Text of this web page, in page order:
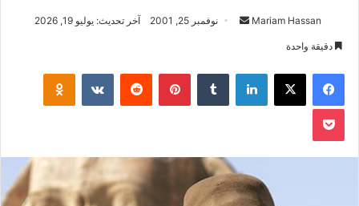
Mariam Hassan
أرسل نوفمبر 25, 2001 آخر تحديث: يوليو 19, 2026
دقيقة واحدة
فيسبوك ‫X لينكدإن بينتيريست
‫Pocket